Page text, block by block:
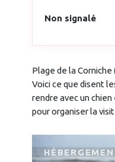
Non signalé
Plage de la
Voici ce que disent
rendre avec un
pour organiser la